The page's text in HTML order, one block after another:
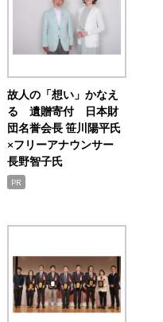
故人の「想い」かなえ
る 遺贈寄付 日本財
団名誉会長 笹川陽平氏
×フリーアナウンサー
長野智子氏
PR